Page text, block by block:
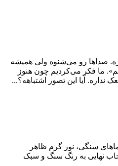
صداها رو می‌شنوه ولی همیشه
ما فکر می‌کردیم چون هنوز
آیا این تصور اشتباهه؟...
سنگی، نور گرم ظاهر
نهایی به رنگ سنگ و سبک